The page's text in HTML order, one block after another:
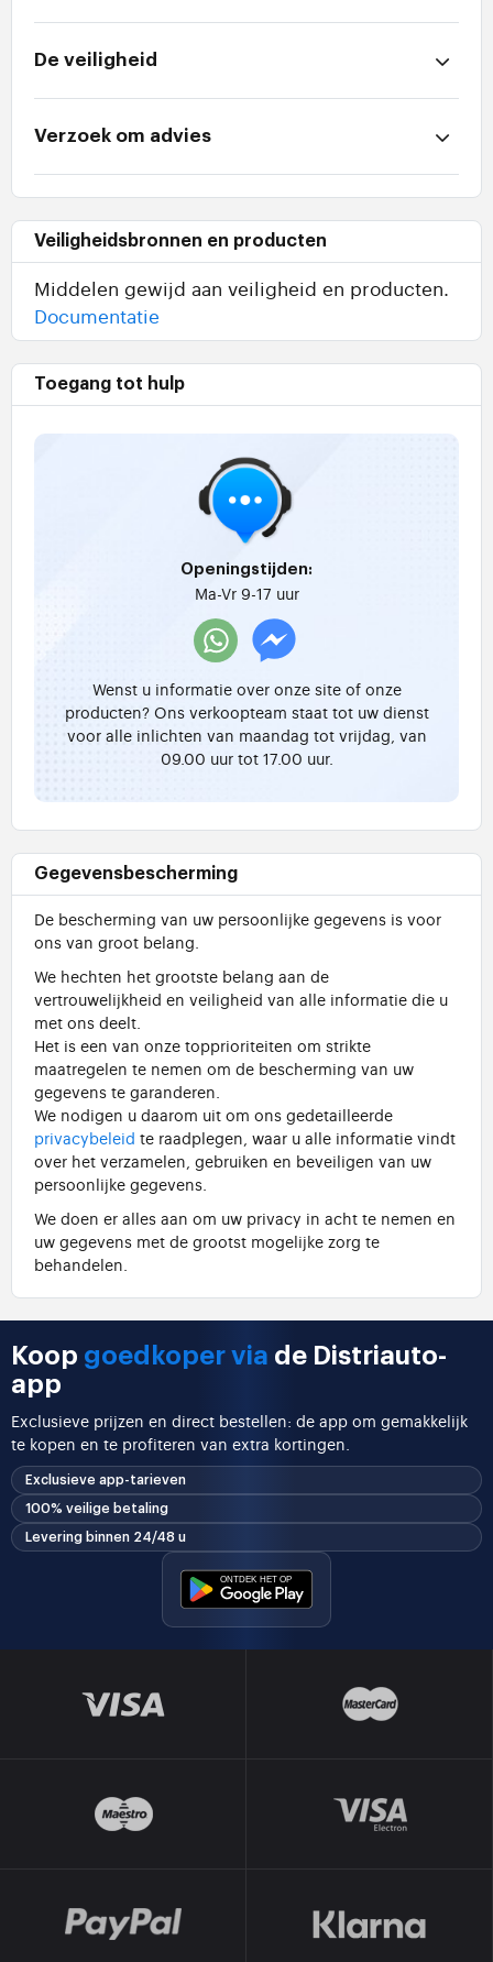
De veiligheid
Verzoek om advies
Veiligheidsbronnen en producten
Middelen gewijd aan veiligheid en producten.
Documentatie
Toegang tot hulp
Openingstijden:
Ma-Vr 9-17 uur
Wenst u informatie over onze site of onze
producten? Ons verkoopteam staat tot uw dienst
voor alle inlichten van maandag tot vrijdag, van
09.00 uur tot 17.00 uur.
Gegevensbescherming
De bescherming van uw persoonlijke gegevens is voor
ons van groot belang.
We hechten het grootste belang aan de
vertrouwelijkheid en veiligheid van alle informatie die u
met ons deelt.
Het is een van onze topprioriteiten om strikte
maatregelen te nemen om de bescherming van uw
gegevens te garanderen.
We nodigen u daarom uit om ons gedetailleerde
privacybeleid te raadplegen, waar u alle informatie vindt
over het verzamelen, gebruiken en beveiligen van uw
persoonlijke gegevens.
We doen er alles aan om uw privacy in acht te nemen en
uw gegevens met de grootst mogelijke zorg te
behandelen.
Koop goedkoper via de Distriauto-
app
Exclusieve prijzen en direct bestellen: de app om gemakkelijk
te kopen en te profiteren van extra kortingen.
Exclusieve app-tarieven
100% veilige betaling
Levering binnen 24/48 u